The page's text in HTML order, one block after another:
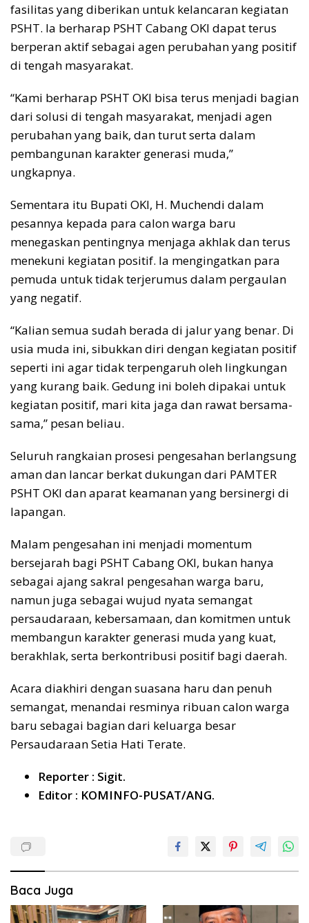
fasilitas yang diberikan untuk kelancaran kegiatan
PSHT. Ia berharap PSHT Cabang OKI dapat terus
berperan aktif sebagai agen perubahan yang positif
di tengah masyarakat.
“Kami berharap PSHT OKI bisa terus menjadi bagian
dari solusi di tengah masyarakat, menjadi agen
perubahan yang baik, dan turut serta dalam
pembangunan karakter generasi muda,”
ungkapnya.
Sementara itu Bupati OKI, H. Muchendi dalam
pesannya kepada para calon warga baru
menegaskan pentingnya menjaga akhlak dan terus
menekuni kegiatan positif. Ia mengingatkan para
pemuda untuk tidak terjerumus dalam pergaulan
yang negatif.
“Kalian semua sudah berada di jalur yang benar. Di
usia muda ini, sibukkan diri dengan kegiatan positif
seperti ini agar tidak terpengaruh oleh lingkungan
yang kurang baik. Gedung ini boleh dipakai untuk
kegiatan positif, mari kita jaga dan rawat bersama-
sama,” pesan beliau.
Seluruh rangkaian prosesi pengesahan berlangsung
aman dan lancar berkat dukungan dari PAMTER
PSHT OKI dan aparat keamanan yang bersinergi di
lapangan.
Malam pengesahan ini menjadi momentum
bersejarah bagi PSHT Cabang OKI, bukan hanya
sebagai ajang sakral pengesahan warga baru,
namun juga sebagai wujud nyata semangat
persaudaraan, kebersamaan, dan komitmen untuk
membangun karakter generasi muda yang kuat,
berakhlak, serta berkontribusi positif bagi daerah.
Acara diakhiri dengan suasana haru dan penuh
semangat, menandai resminya ribuan calon warga
baru sebagai bagian dari keluarga besar
Persaudaraan Setia Hati Terate.
Reporter : Sigit.
Editor : KOMINFO-PUSAT/ANG.
Baca Juga